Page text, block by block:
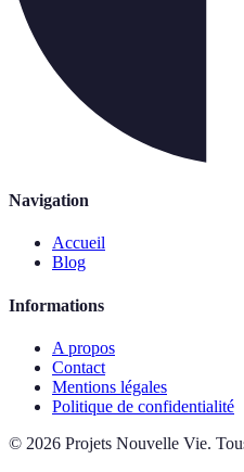
Navigation
Accueil
Blog
Informations
A propos
Contact
Mentions légales
Politique de confidentialité
© 2026 Projets Nouvelle Vie.